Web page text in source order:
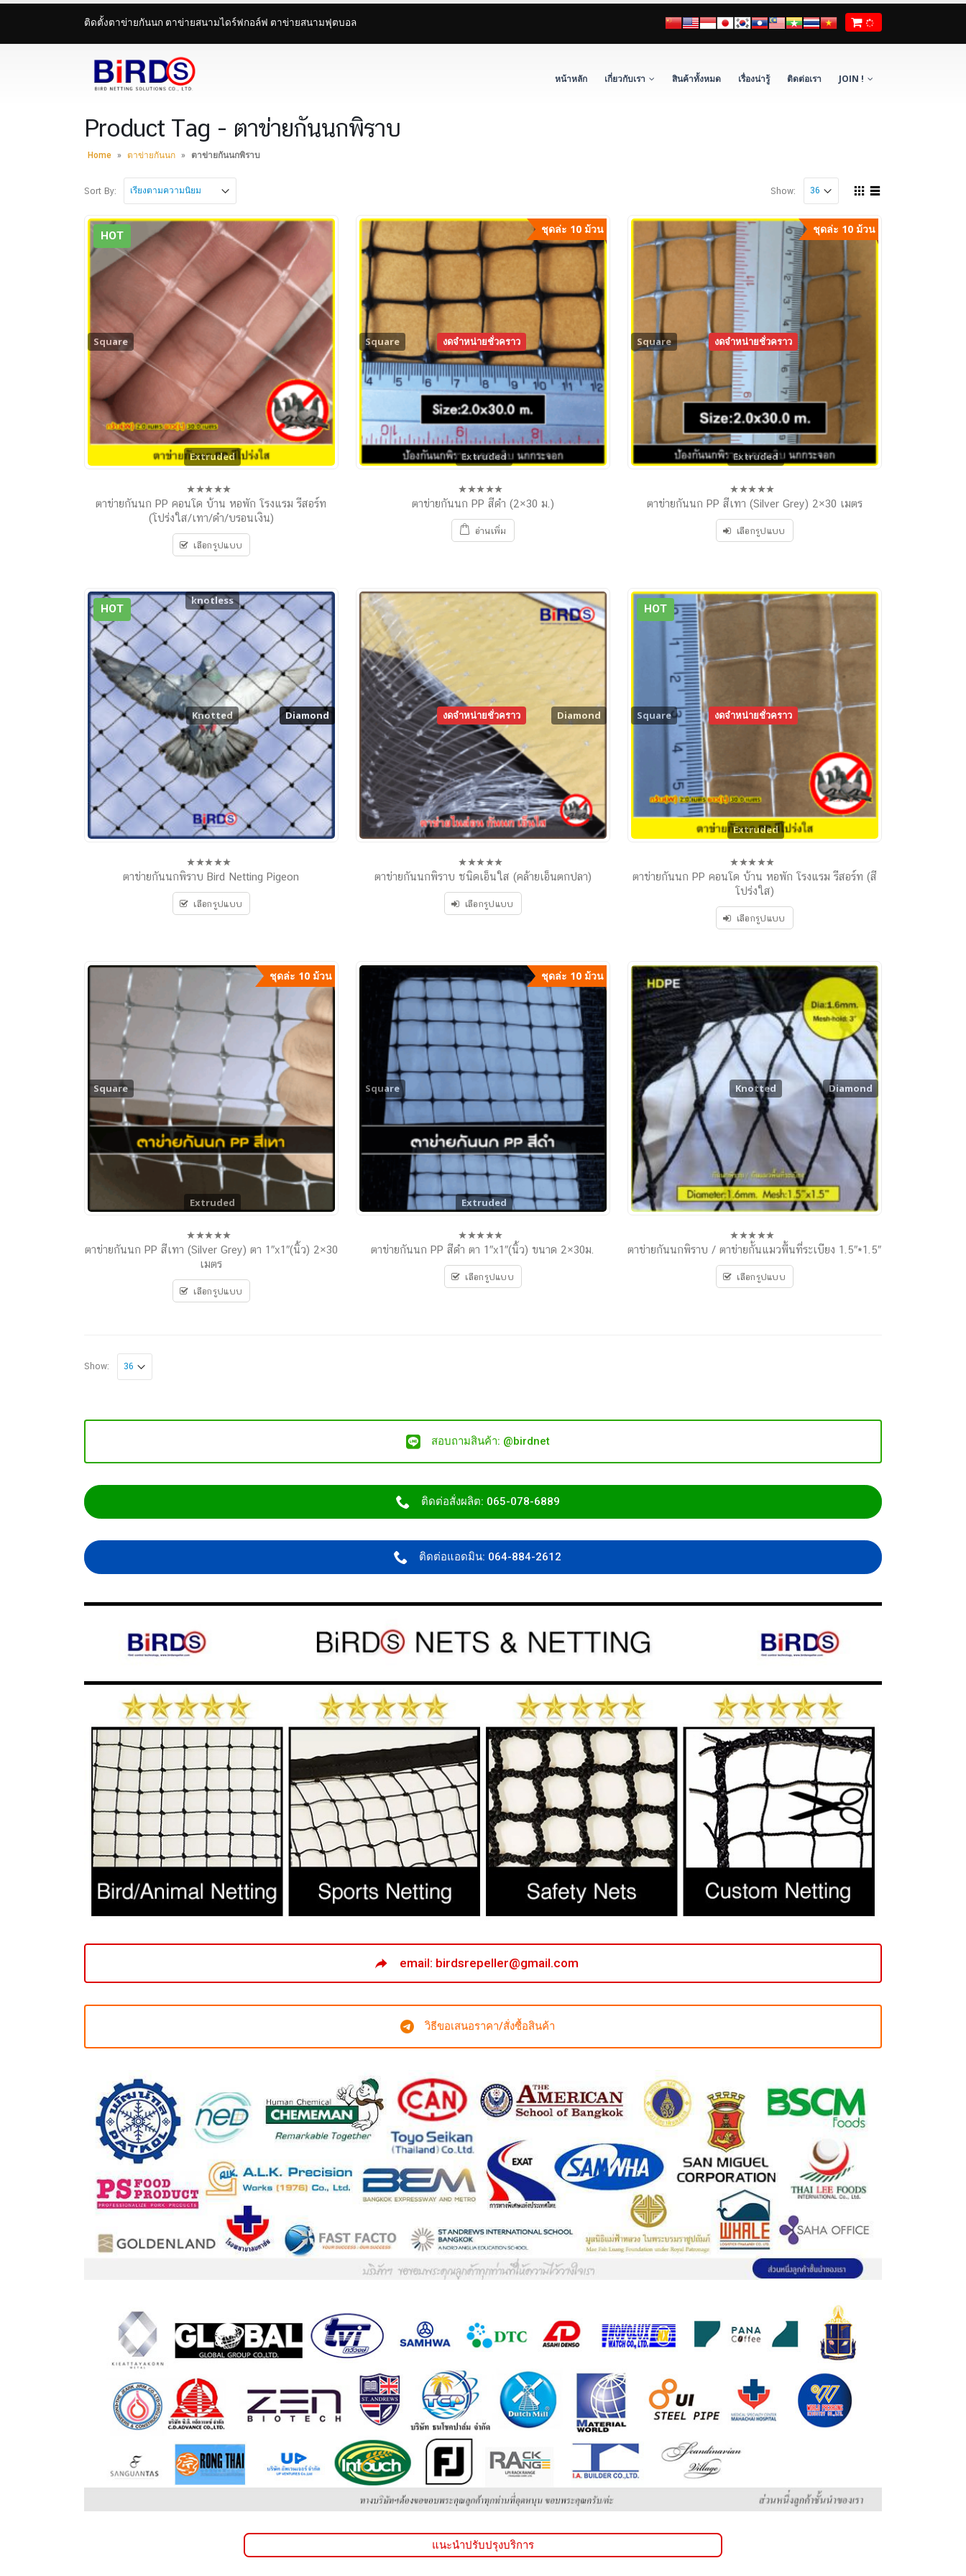
ติดตั้งตาข่ายกันนก ตาข่ายสนามไดร์ฟกอล์ฟ ตาข่ายสนามฟุตบอล
หน้าหลัก เกี่ยวกับเรา สินค้าทั้งหมด เรื่องน่ารู้ ติดต่อเรา JOIN !
Product Tag - ตาข่ายกันนกพิราบ
Home » ตาข่ายกันนก » ตาข่ายกันนกพิราบ
Sort By: Show:
HOT
Extruded
Square
0
out
5
ตาข่ายกันนก PP คอนโด บ้าน หอพัก โรงแรม รีสอร์ท
(โปร่งใส/เทา/ดำ/บรอนเงิน)
เลือกรูปแบบ
Extruded
ชุดล่ะ 10 ม้วน
Square งดจำหน่ายชั่วคราว
0
of
5
ตาข่ายกันนก PP สีดำ (2×30 ม.)
อ่านเพิ่ม
Extruded
ชุดล่ะ 10 ม้วน
Square งดจำหน่ายชั่วคราว
0
of
5
ตาข่ายกันนก PP สีเทา (Silver Grey) 2×30 เมตร
เลือกรูปแบบ
HOT
Diamond
Diamond
knotless
Knotted
0
of
5
ตาข่ายกันนกพิราบ Bird Netting Pigeon
เลือกรูปแบบ
Diamond
Knotted
งดจำหน่ายชั่วคราว
0
of
5
ตาข่ายกันนกพิราบ ชนิดเอ็นใส (คล้ายเอ็นตกปลา)
เลือกรูปแบบ
HOT
Extruded
Square งดจำหน่ายชั่วคราว
0
out
5
ตาข่ายกันนก PP คอนโด บ้าน หอพัก โรงแรม รีสอร์ท (สี
โปร่งใส)
เลือกรูปแบบ
Extruded
ชุดล่ะ 10 ม้วน
Square
0
ตาข่ายกันนก PP สีเทา (Silver Grey) ตา 1″x1″(นิ้ว) 2×30
เมตร
เลือกรูปแบบ
Extruded
ชุดล่ะ 10 ม้วน
Square
0
of
ตาข่ายกันนก PP สีดำ ตา 1″x1″(นิ้ว) ขนาด 2×30ม.
เลือกรูปแบบ
Diamond
Knotted
0
of
ตาข่ายกันนกพิราบ / ตาข่ายกั้นแมวพื้นที่ระเบียง 1.5″*1.5″
เลือกรูปแบบ
Show:
สอบถามสินค้า: @birdnet
ติดต่อสั่งผลิต: 065-078-6889
ติดต่อแอดมิน: 064-884-2612
email: birdsrepeller@gmail.com
วิธีขอเสนอราคา/สั่งซื้อสินค้า
แนะนำปรับปรุงบริการ